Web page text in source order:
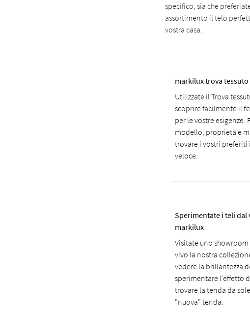
specifico, sia che
assortimento il telo
vostra casa.
markilux trova tessuto
Utilizzate il Trova
scoprire facilmente il
per le vostre esigenze.
modello, proprietà e
trovare i vostri
veloce.
Sperimentate i teli
markilux
Visitate uno
vivo la nostra
vedere la brillantezza
sperimentare l'effetto
trovare la tenda da
"nuova" tenda.